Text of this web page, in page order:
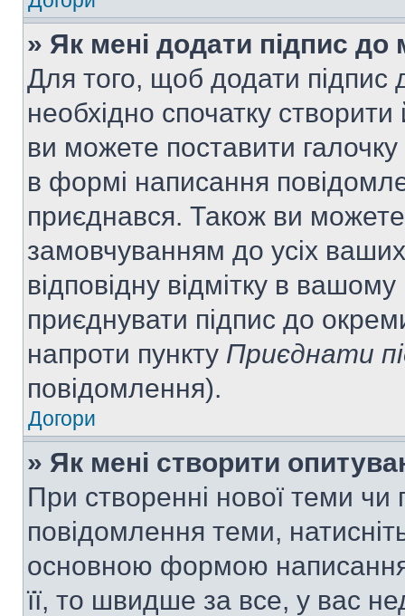
» Як мені додати підпис
Для того, щоб додати
необхідно спочатку
ви можете поставити
в формі написання
приєднався. Також ви
замовчуванням до усіх
відповідну відмітку в
приєднувати підпис до
напроти пункту Приєднати
повідомлення).
Догори
» Як мені створити
При створенні нової теми чи
повідомлення теми,
основною формою
її, то швидше за все, у вас